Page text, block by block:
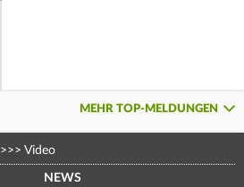
MEHR TOP-MELDUNGEN
>>> Video
NEWS